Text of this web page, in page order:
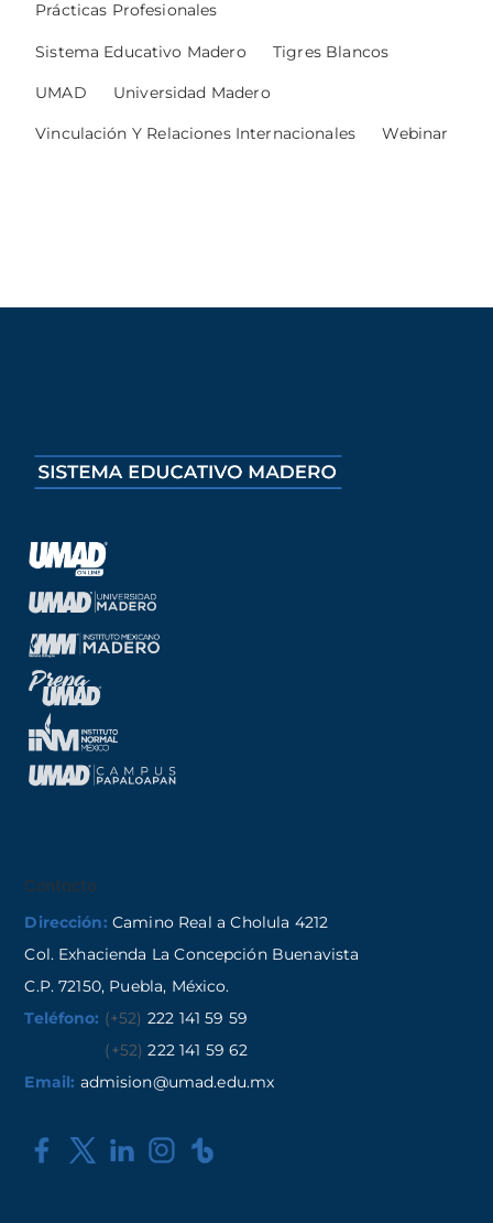
Prácticas Profesionales
Sistema Educativo Madero Tigres Blancos
UMAD Universidad Madero
Vinculación Y Relaciones Internacionales Webinar
Contacto
Dirección: Camino Real a Cholula 4212
Col. Exhacienda La Concepción Buenavista
C.P. 72150, Puebla, México.
Teléfono: (+52) 222 141 59 59
(+52) 222 141 59 62
Email: admision@umad.edu.mx